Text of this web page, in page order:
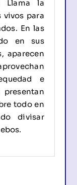
Llama la
vivos para
En las
en sus
aparecen
e
todo en
divisar